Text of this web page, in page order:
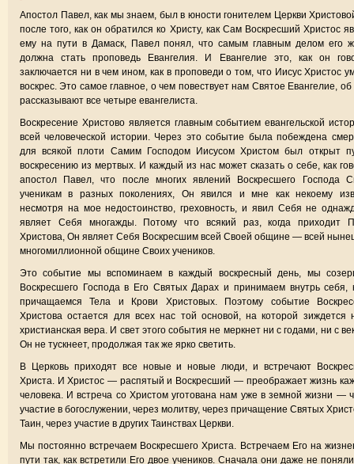
Апостол Павел, как мы знаем, был в юности гонителем Церкви
после того, как он обратился ко Христу, как Сам Воскресший Христос
ему на пути в Дамаск, Павел понял, что самым главным делом его
должна стать проповедь Евангелия. И Евангелие это, как он
заключается ни в чем ином, как в проповеди о том, что Иисус Христос
воскрес. Это самое главное, о чем повествует нам Святое Евангелие, об
рассказывают все четыре евангелиста.
Воскресение Христово является главным событием евангельской
всей человеческой истории. Через это событие была побеждена
для всякой плоти Самим Господом Иисусом Христом был открыт
воскресению из мертвых. И каждый из нас может сказать о себе, как
апостол Павел, что после многих явлений Воскресшего Господа
ученикам в разных поколениях, Он явился и мне как некоему
несмотря на мое недостоинство, греховность, и явил Себя не
являет Себя многажды. Потому что всякий раз, когда приходит
Христова, Он являет Себя Воскресшим всей Своей общине — всей
многомиллионной общине Своих учеников.
Это событие мы вспоминаем в каждый воскресный день, мы
Воскресшего Господа в Его Святых Дарах и принимаем внутрь себя,
причащаемся Тела и Крови Христовых. Поэтому событие
Христова остается для всех нас той основой, на которой зиждется
христианская вера. И свет этого события не меркнет ни с годами, ни с
Он не тускнеет, продолжая так же ярко светить.
В Церковь приходят все новые и новые люди, и встречают
Христа. И Христос — распятый и Воскресший — преображает жизнь
человека. И встреча со Христом уготована нам уже в земной жизни —
участие в богослужении, через молитву, через причащение Святых
Таин, через участие в других Таинствах Церкви.
Мы постоянно встречаем Воскресшего Христа. Встречаем Его на
пути так, как встретили Его двое учеников. Сначала они даже не